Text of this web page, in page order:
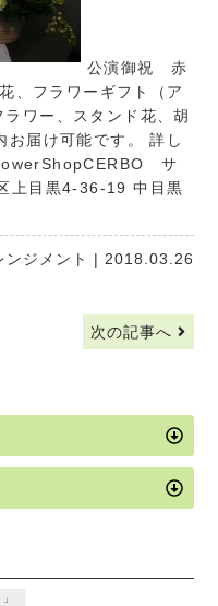
公演御祝 赤
、フラワーギフト（ア
ワー、スタンド花、胡
お届け可能です。 詳し
サ
上目黒4-36-19 中目黒
ンジメント | 2018.03.26
次の記事へ